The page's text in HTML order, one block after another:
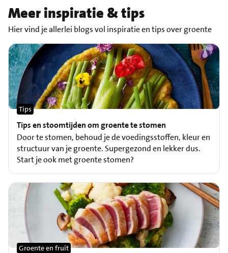
Meer inspiratie & tips
Hier vind je allerlei blogs vol inspiratie en tips over groente
Tips en stoomtijden om groente te stomen
Tips
Door te stomen, behoud je de voedingsstoffen, kleur en
structuur van je groente. Supergezond en lekker dus.
Start je ook met groente stomen?
Groente en fruit